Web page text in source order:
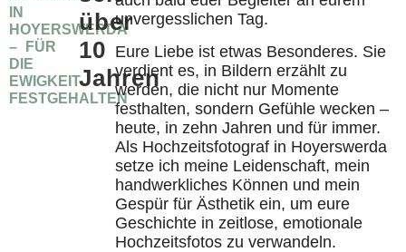
IN
HOYERSWERDA
– FÜR
DIE
EWIGKEIT
FESTGEHALTEN
über
10
Jahren
unvergesslichen Tag.
Eure Liebe ist etwas Besonderes. Sie
verdient es, in Bildern erzählt zu
werden, die nicht nur Momente
festhalten, sondern Gefühle wecken –
heute, in zehn Jahren und für immer.
Als Hochzeitsfotograf in Hoyerswerda
setze ich meine Leidenschaft, mein
handwerkliches Können und mein
Gespür für Ästhetik ein, um eure
Geschichte in zeitlose, emotionale
Hochzeitsfotos zu verwandeln.